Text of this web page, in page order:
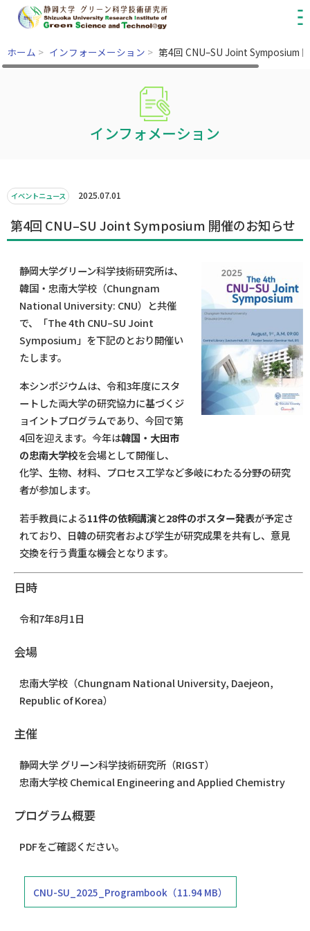
ホーム > インフォーメーション > 第4回 CNU–SU Joint Symposium
インフォメーション
イベントニュース 2025.07.01
第4回 CNU–SU Joint Symposium 開催のお知らせ
静岡大学グリーン科学技術研究所は、
韓国・忠南大学校（Chungnam
National University: CNU）と共催
で、「The 4th CNU–SU Joint
Symposium」を下記のとおり開催い
たします。
本シンポジウムは、令和3年度にスタ
ートした両大学の研究協力に基づくジ
ョイントプログラムであり、今回で第
4回を迎えます。今年は韓国・大田市
の忠南大学校を会場として開催し、
化学、生物、材料、プロセス工学など多岐にわたる分野の研究
者が参加します。
若手教員による11件の依頼講演と28件のポスター発表が予定さ
れており、日韓の研究者および学生が研究成果を共有し、意見
交換を行う貴重な機会となります。
日時
令和7年8月1日
会場
忠南大学校（Chungnam National University, Daejeon,
Republic of Korea）
主催
静岡大学 グリーン科学技術研究所（RIGST）
忠南大学校 Chemical Engineering and Applied Chemistry
プログラム概要
PDFをご確認ください。
CNU-SU_2025_Programbook（11.94 MB）